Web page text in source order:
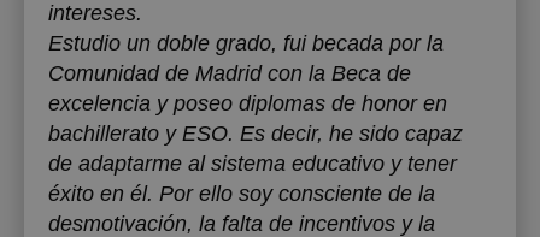
intereses.
Estudio un doble grado, fui becada por la
Comunidad de Madrid con la Beca de
excelencia y poseo diplomas de honor en
bachillerato y ESO. Es decir, he sido capaz
de adaptarme al sistema educativo y tener
éxito en él. Por ello soy consciente de la
desmotivación, la falta de incentivos y la